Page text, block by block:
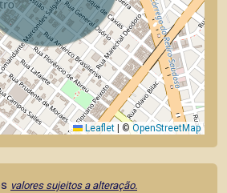
Leaflet © OpenStreetMap
valores sujeitos a alteração.